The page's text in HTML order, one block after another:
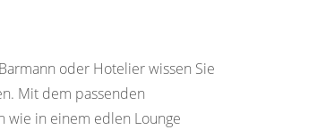
oder Hotelier wissen Sie
Mit dem passenden
wie in einem edlen Lounge